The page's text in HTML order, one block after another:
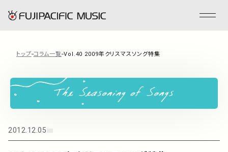
会社情報
事業内容
トップ コラム一覧 Vol.40 2009年クリスマスソング特集
2012.12.05